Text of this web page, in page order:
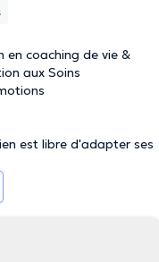
en coaching de vie &
aux Soins
est libre d'adapter ses